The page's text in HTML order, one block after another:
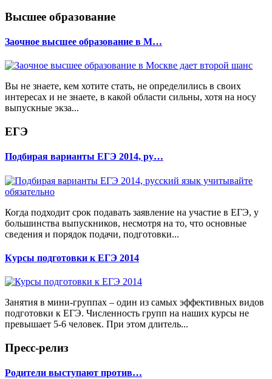
Высшее образование
Заочное высшее образование в М…
Вы не знаете, кем хотите стать, не определились в своих
интересах и не знаете, в какой области сильны, хотя на носу
выпускные экза...
ЕГЭ
Подбирая варианты ЕГЭ 2014, ру…
Когда подходит срок подавать заявление на участие в ЕГЭ, у
большинства выпускников, несмотря на то, что основные
сведения и порядок подачи, подготовки...
Курсы подготовки к ЕГЭ 2014
Занятия в мини-группах – один из самых эффективных видов
подготовки к ЕГЭ. Численность групп на наших курсы не
превышает 5-6 человек. При этом длитель...
Пресс-релиз
Родители выступают против…